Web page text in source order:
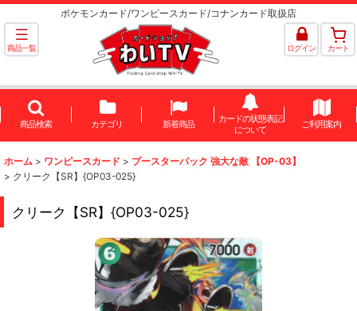
ポケモンカード/ワンピースカード/コナンカード取扱店
商品一覧 ログイン カート
商品検索 カテゴリ 新着商品
カードの状態表記
について
ご利用案内
ホーム > ワンピースカード > ブースターパック 強大な敵 【OP-03】
> クリーク【SR】{OP03-025}
クリーク【SR】{OP03-025}